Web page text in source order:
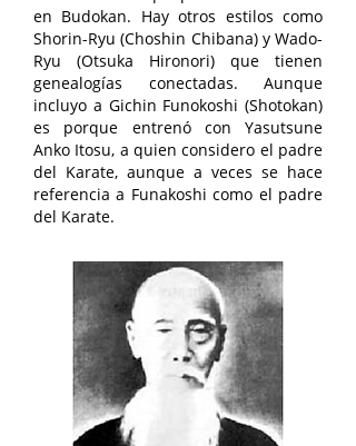
en Budokan. Hay otros estilos como
Shorin-Ryu (Choshin Chibana) y Wado-
Ryu (Otsuka Hironori) que tienen
genealogías conectadas. Aunque
incluyo a Gichin Funokoshi (Shotokan)
es porque entrenó con Yasutsune
Anko Itosu, a quien considero el padre
del Karate, aunque a veces se hace
referencia a Funakoshi como el padre
del Karate.